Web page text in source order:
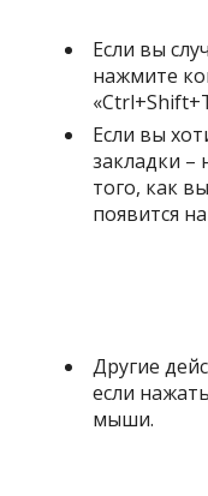
Если вы
нажмите
Если вы
закладки –
того, как
появится
Другие
если
мыши.